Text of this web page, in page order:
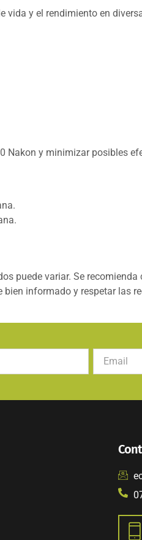
vida y el rendimiento en
y minimizar posibles
puede variar. Se
informado y respetar las